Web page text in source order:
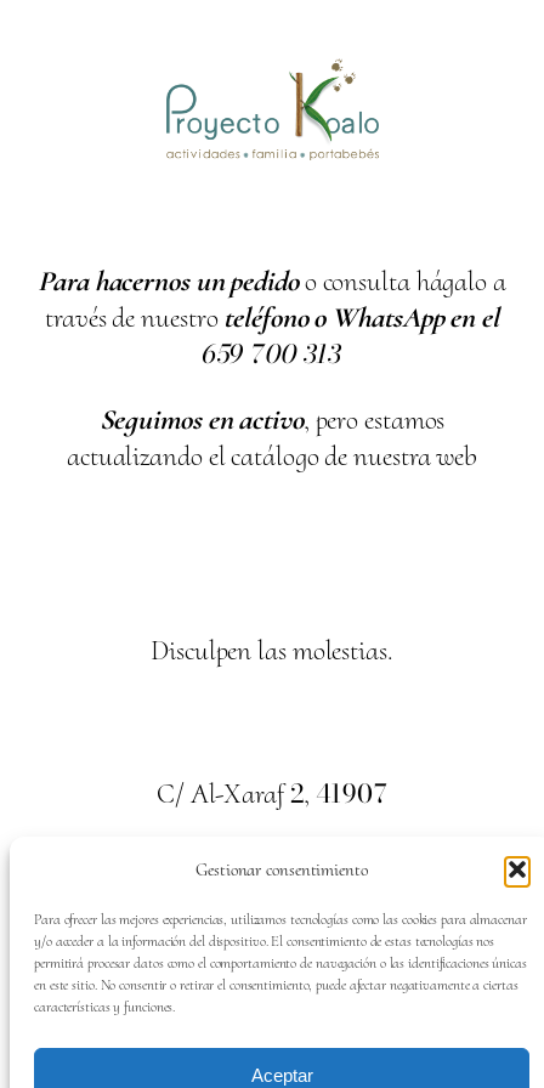
Gestionar consentimiento
Para ofrecer las mejores experiencias, utilizamos tecnologías como las cookies para almacenar
y/o acceder a la información del dispositivo. El consentimiento de estas tecnologías nos
permitirá procesar datos como el comportamiento de navegación o las identificaciones únicas
en este sitio. No consentir o retirar el consentimiento, puede afectar negativamente a ciertas
características y funciones.
Aceptar
Para hacernos un pedidoo consulta hágalo a
través de nuestro teléfono o WhatsApp en el
659 700313
Seguimos en activo, pero estamos
actualizando el catálogo de nuestra web
Disculpen las molestias.
C/ Al-Xaraf2, 41907
Valencina de la Concepción. Sevilla
Tel:659700313
SÍGUENOS EN: